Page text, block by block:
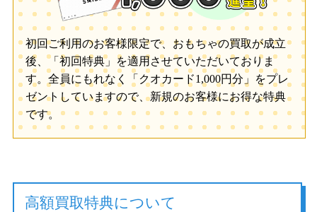
初回ご利用のお客様限定で、おもちゃの買取が成立
後、「初回特典」を適用させていただいておりま
す。全員にもれなく「クオカード1,000円分」をプレ
ゼントしていますので、新規のお客様にお得な特典
です。
高額買取特典について